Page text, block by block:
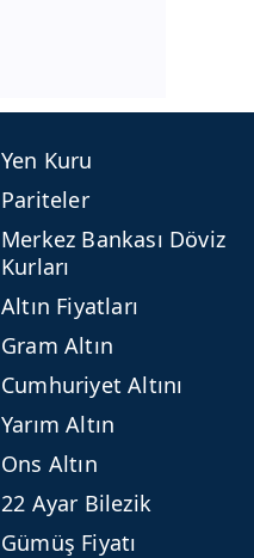
Yen Kuru
Pariteler
Merkez Bankası Döviz
Kurları
Altın Fiyatları
Gram Altın
Cumhuriyet Altını
Yarım Altın
Ons Altın
22 Ayar Bilezik
Gümüş Fiyatı